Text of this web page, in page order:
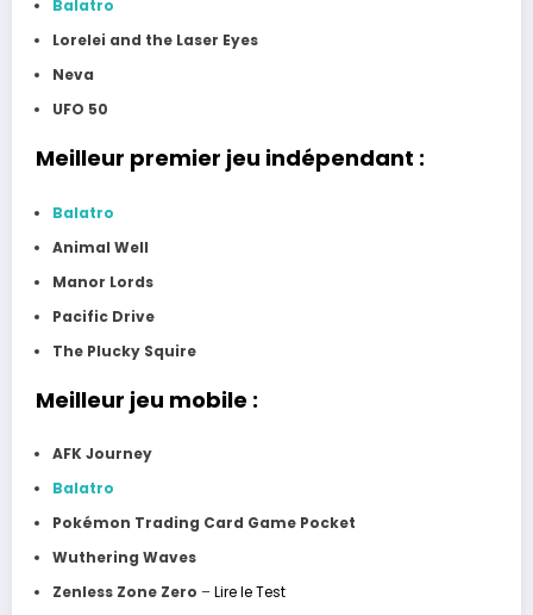
Balatro
Lorelei and the Laser Eyes
Neva
UFO 50
Meilleur premier jeu indépendant :
Balatro
Animal Well
Manor Lords
Pacific Drive
The Plucky Squire
Meilleur jeu mobile :
AFK Journey
Balatro
Pokémon Trading Card Game Pocket
Wuthering Waves
Zenless Zone Zero –Lire le Test